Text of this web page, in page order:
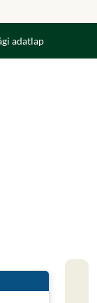
adatlap